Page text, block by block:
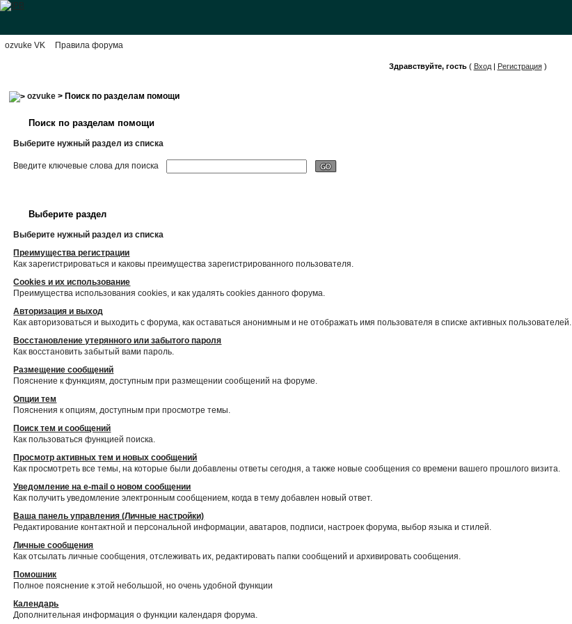
ozvuke VK Правила форума
Здравствуйте, гость( Вход| Регистрация)
ozvuke > Поиск по разделам помощи
Поиск по разделам помощи
Выберите нужный раздел из списка
Введите ключевые слова для поиска
Выберите раздел
Выберите нужный раздел из списка
Преимущества регистрации
Как зарегистрироваться и каковы преимущества зарегистрированного пользователя.
Cookies и их использование
Преимущества использования cookies, и как удалять cookies данного форума.
Авторизация и выход
Как авторизоваться и выходить с форума, как оставаться анонимным и не отображать имя пользователя в списке активных пользователей.
Восстановление утерянного или забытого пароля
Как восстановить забытый вами пароль.
Размещение сообщений
Пояснение к функциям, доступным при размещении сообщений на форуме.
Опции тем
Пояснения к опциям, доступным при просмотре темы.
Поиск тем и сообщений
Как пользоваться функцией поиска.
Просмотр активных тем и новых сообщений
Как просмотреть все темы, на которые были добавлены ответы сегодня, а также новые сообщения со времени вашего прошлого визита.
Уведомление на е-mail о новом сообщении
Как получить уведомление электронным сообщением, когда в тему добавлен новый ответ.
Ваша панель управления (Личные настройки)
Редактирование контактной и персональной информации, аватаров, подписи, настроек форума, выбор языка и стилей.
Личные сообщения
Как отсылать личные сообщения, отслеживать их, редактировать папки сообщений и архивировать сообщения.
Помошник
Полное пояснение к этой небольшой, но очень удобной функции
Календарь
Дополнительная информация о функции календаря форума.